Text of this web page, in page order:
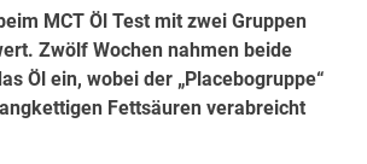
MCT Öl Test mit zwei Gruppen
Zwölf Wochen nahmen beide
Öl ein, wobei der „Placebogruppe“
Fettsäuren verabreicht